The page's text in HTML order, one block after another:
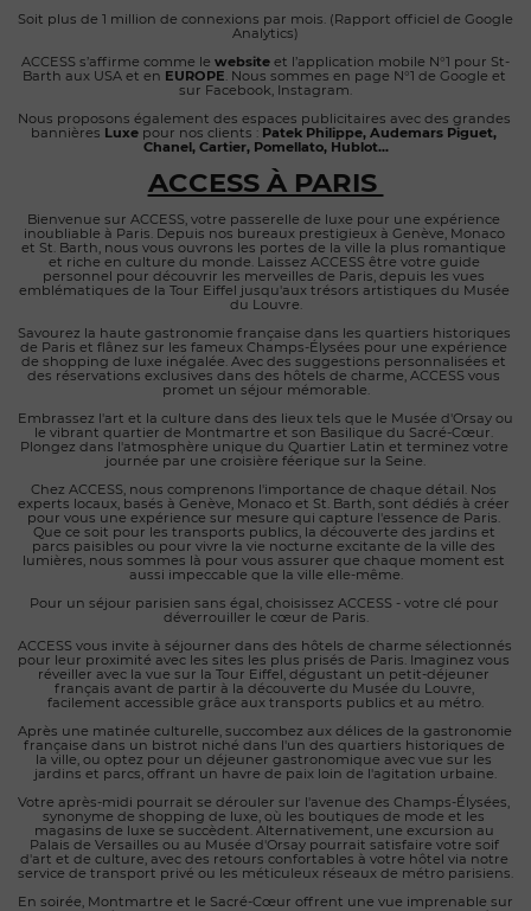
Soit plus de 1 million de connexions par mois. (Rapport officiel de Google
Analytics)
ACCESS s’affirme comme le website et l’application mobile N°1 pour St-
Barth aux USA et en EUROPE . Nous sommes en page N°1 de Google et
sur Facebook, Instagram.
Nous proposons également des espaces publicitaires avec des grandes
bannières Luxe pour nos clients : Patek Philippe, Audemars Piguet,
Chanel, Cartier, Pomellato, Hublot...
ACCESS À PARIS
Bienvenue sur ACCESS, votre passerelle de luxe pour une expérience
inoubliable à Paris. Depuis nos bureaux prestigieux à Genève, Monaco
et St. Barth, nous vous ouvrons les portes de la ville la plus romantique
et riche en culture du monde. Laissez ACCESS être votre guide
personnel pour découvrir les merveilles de Paris, depuis les vues
emblématiques de la Tour Eiffel jusqu'aux trésors artistiques du Musée
du Louvre.
Savourez la haute gastronomie française dans les quartiers historiques
de Paris et flânez sur les fameux Champs-Élysées pour une expérience
de shopping de luxe inégalée. Avec des suggestions personnalisées et
des réservations exclusives dans des hôtels de charme, ACCESS vous
promet un séjour mémorable.
Embrassez l'art et la culture dans des lieux tels que le Musée d'Orsay ou
le vibrant quartier de Montmartre et son Basilique du Sacré-Cœur.
Plongez dans l'atmosphère unique du Quartier Latin et terminez votre
journée par une croisière féerique sur la Seine.
Chez ACCESS, nous comprenons l'importance de chaque détail. Nos
experts locaux, basés à Genève, Monaco et St. Barth, sont dédiés à créer
pour vous une expérience sur mesure qui capture l'essence de Paris.
Que ce soit pour les transports publics, la découverte des jardins et
parcs paisibles ou pour vivre la vie nocturne excitante de la ville des
lumières, nous sommes là pour vous assurer que chaque moment est
aussi impeccable que la ville elle-même.
Pour un séjour parisien sans égal, choisissez ACCESS - votre clé pour
déverrouiller le cœur de Paris.
ACCESS vous invite à séjourner dans des hôtels de charme sélectionnés
pour leur proximité avec les sites les plus prisés de Paris. Imaginez vous
réveiller avec la vue sur la Tour Eiffel, dégustant un petit-déjeuner
français avant de partir à la découverte du Musée du Louvre,
facilement accessible grâce aux transports publics et au métro.
Après une matinée culturelle, succombez aux délices de la gastronomie
française dans un bistrot niché dans l'un des quartiers historiques de
la ville, ou optez pour un déjeuner gastronomique avec vue sur les
jardins et parcs, offrant un havre de paix loin de l'agitation urbaine.
Votre après-midi pourrait se dérouler sur l'avenue des Champs-Élysées,
synonyme de shopping de luxe, où les boutiques de mode et les
magasins de luxe se succèdent. Alternativement, une excursion au
Palais de Versailles ou au Musée d'Orsay pourrait satisfaire votre soif
d'art et de culture, avec des retours confortables à votre hôtel via notre
service de transport privé ou les méticuleux réseaux de métro parisiens.
En soirée, Montmartre et le Sacré-Cœur offrent une vue imprenable sur